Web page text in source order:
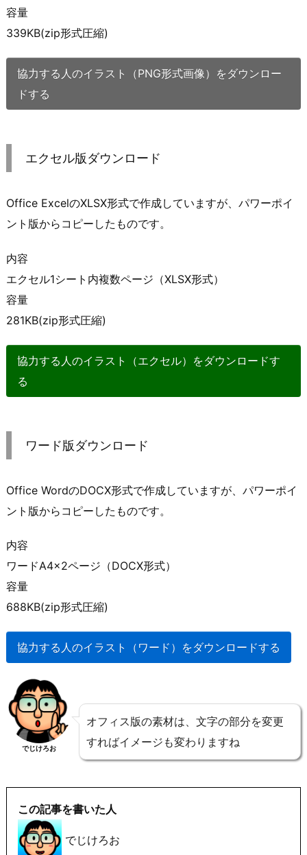
容量
339KB(zip形式圧縮)
協力する人のイラスト（PNG形式画像）をダウンロー
ドする
エクセル版ダウンロード
Office ExcelのXLSX形式で作成していますが、パワーポイ
ント版からコピーしたものです。
内容
エクセル1シート内複数ページ（XLSX形式）
容量
281KB(zip形式圧縮)
協力する人のイラスト（エクセル）をダウンロードす
る
ワード版ダウンロード
Office WordのDOCX形式で作成していますが、パワーポイ
ント版からコピーしたものです。
内容
ワードA4×2ページ（DOCX形式）
容量
688KB(zip形式圧縮)
協力する人のイラスト（ワード）をダウンロードする
でじけろお
オフィス版の素材は、文字の部分を変更
すればイメージも変わりますね
この記事を書いた人
でじけろお